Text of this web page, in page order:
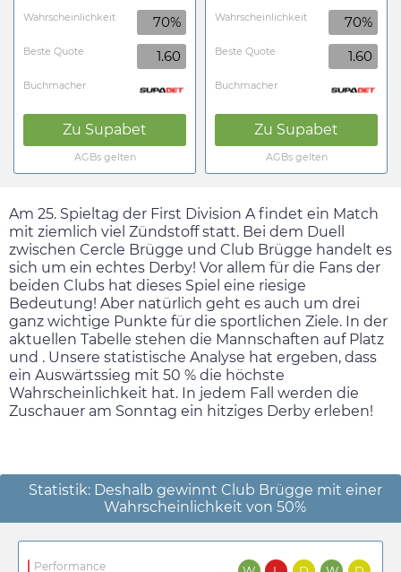
Wahrscheinlichkeit 70%
Beste Quote 1.60
Buchmacher
Zu Supabet
AGBs gelten
Wahrscheinlichkeit 70%
Beste Quote 1.60
Buchmacher
Zu Supabet
AGBs gelten
Am 25. Spieltag der First Division A findet ein Match
mit ziemlich viel Zündstoff statt. Bei dem Duell
zwischen Cercle Brügge und Club Brügge handelt es
sich um ein echtes Derby! Vor allem für die Fans der
beiden Clubs hat dieses Spiel eine riesige
Bedeutung! Aber natürlich geht es auch um drei
ganz wichtige Punkte für die sportlichen Ziele. In der
aktuellen Tabelle stehen die Mannschaften auf Platz
und . Unsere statistische Analyse hat ergeben, dass
ein Auswärtssieg mit 50 % die höchste
Wahrscheinlichkeit hat. In jedem Fall werden die
Zuschauer am Sonntag ein hitziges Derby erleben!
Statistik: Deshalb gewinnt Club Brügge mit einer
Wahrscheinlichkeit von 50%
Performance